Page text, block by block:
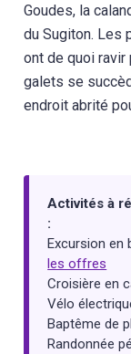
Goudes, la
du Sugiton. Les
ont de quoi
galets se
endroit abrité
Activités à
:
Excursion en
les offres
Croisière en
Vélo
Baptême de
Randonnée